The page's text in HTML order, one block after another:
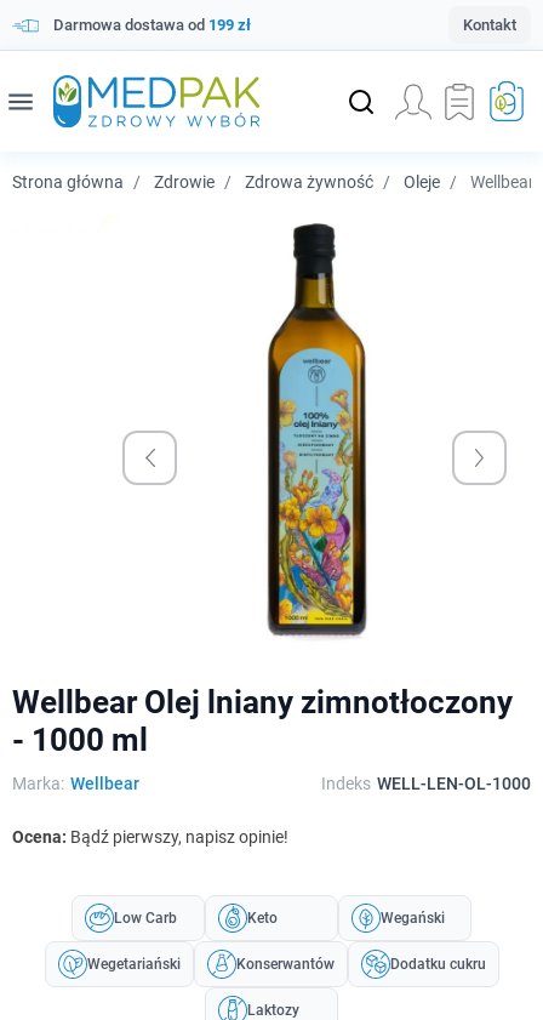
Darmowa dostawa od 199 zł Kontakt
menu
Strona główna Zdrowie Zdrowa żywność Oleje Wellbear
Wellbear Olej lniany zimnotłoczony
- 1000 ml
Marka: Wellbear Indeks WELL-LEN-OL-1000
Ocena: Bądź pierwszy, napisz opinie!
Low Carb Keto Wegański
Wegetariański Konserwantów Dodatku cukru
Laktozy